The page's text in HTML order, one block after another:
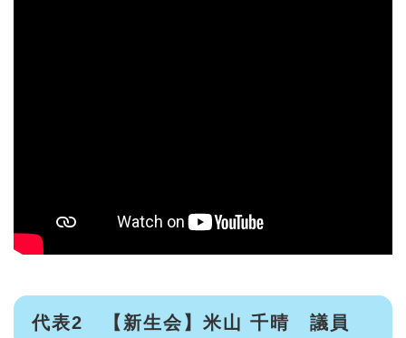
代表2 【新生会】米山 千晴 議員